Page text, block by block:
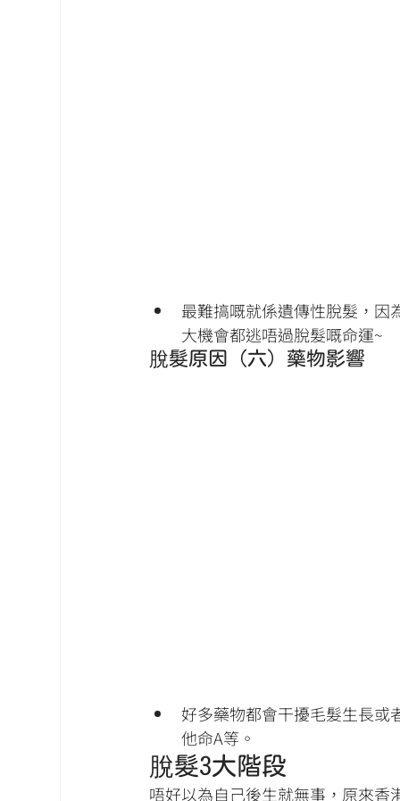
最難搞嘅就係遺傳性脫髮，因
大機會都逃唔過脫髮嘅命運~
脫髮原因（六）藥物影響
好多藥物都會干擾毛髮生長或
他命A等。
脫髮3大階段
唔好以為自己後生就無事，原來